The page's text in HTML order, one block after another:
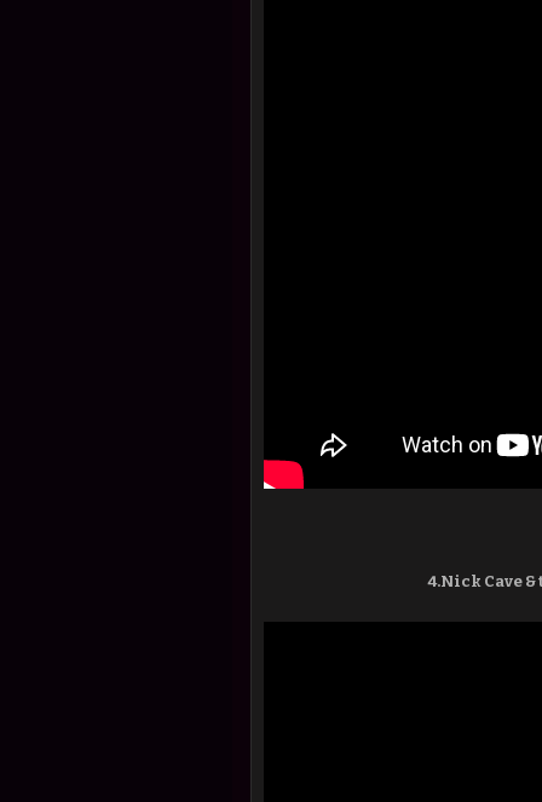
4.Nick Cave